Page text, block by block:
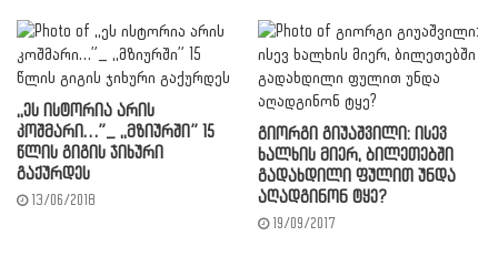
,,ეს ისტორია არის
კოშმარი…”_ ,,მზიურში” 15
წლის გიგის ჯიხური
გაქურდეს
13/06/2018
გიორგი გიუაშვილი: ისევ
ხალხის მიერ, ბილეთებში
გადახდილი ფულით უნდა
აღადგინონ ტყე?
19/09/2017